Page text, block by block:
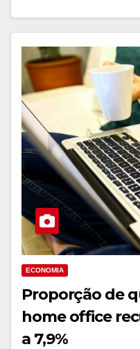
ECONOMIA
Proporção de
home office
a 7,9%